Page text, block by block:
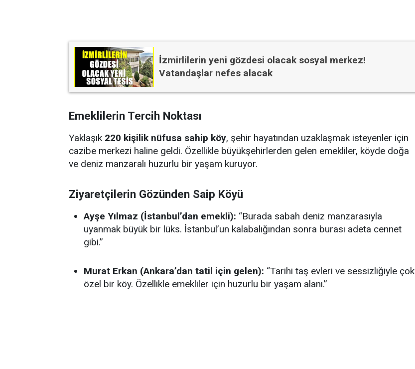
İzmirlilerin yeni gözdesi olacak sosyal merkez!
Vatandaşlar nefes alacak
Emeklilerin Tercih Noktası
Yaklaşık 220 kişilik nüfusa sahip köy, şehir hayatından uzaklaşmak isteyenler için
cazibe merkezi haline geldi. Özellikle büyükşehirlerden gelen emekliler, köyde doğa
ve deniz manzaralı huzurlu bir yaşam kuruyor.
Ziyaretçilerin Gözünden Saip Köyü
Ayşe Yılmaz (İstanbul’dan emekli): “Burada sabah deniz manzarasıyla
uyanmak büyük bir lüks. İstanbul’un kalabalığından sonra burası adeta cennet
gibi.”
Murat Erkan (Ankara’dan tatil için gelen): “Tarihi taş evleri ve sessizliğiyle çok
özel bir köy. Özellikle emekliler için huzurlu bir yaşam alanı.”